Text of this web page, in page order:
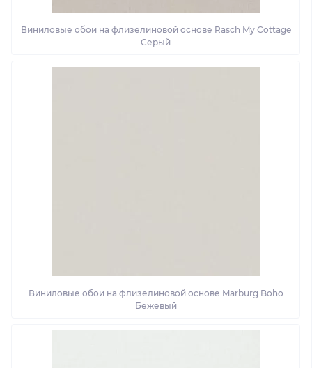
Виниловые обои на флизелиновой основе Rasch My Cottage
Серый
Виниловые обои на флизелиновой основе Marburg Boho
Бежевый